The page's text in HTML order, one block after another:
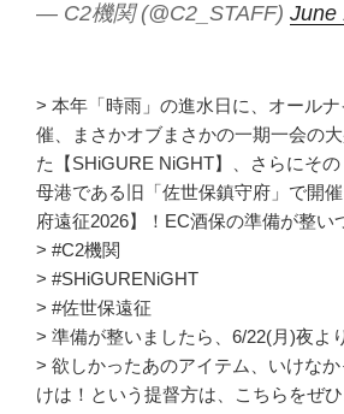
— C2機関 (@C2_STAFF) June
> 本年「時雨」の進水日に、オール
催、まさかオブまさかの一期一会の
た【SHiGURE NiGHT】、さらにそ
母港である旧「佐世保鎮守府」で開
府遠征2026】！EC酒保の準備が整い
> #C2機関
> #SHiGURENiGHT
> #佐世保遠征
> 準備が整いましたら、6/22(月)夜よ
> 欲しかったあのアイテム、いけな
けは！という提督方は、こちらをぜ